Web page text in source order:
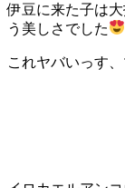
伊豆に来た子は
う美しさでした
これヤバいっす